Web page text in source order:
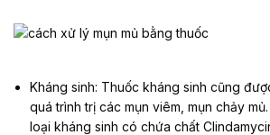
Kháng sinh: Thuốc kháng sinh cũng
quá trình trị các mụn viêm, mụn chảy
loại kháng sinh có chứa chất